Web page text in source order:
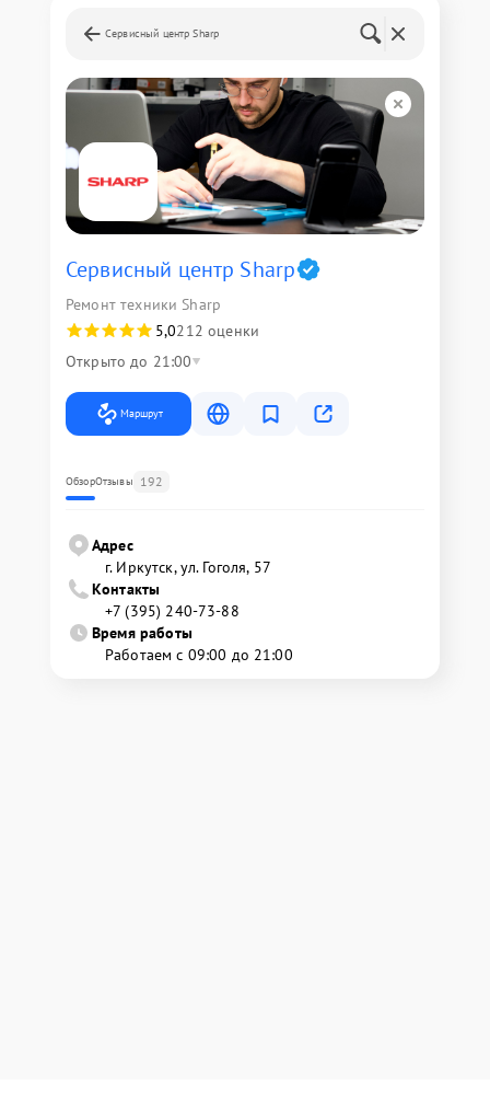
Сервисный центр Sharp
Сервисный центр Sharp
Ремонт техники Sharp
5,0212 оценки
Открыто до 21:00
Маршрут
ОбзорОтзывы 192
Адрес
г. Иркутск, ул. ​Гоголя, 57
Контакты
+7 (395) 240-73-88
Время работы
Работаем с 09:00 до 21:00